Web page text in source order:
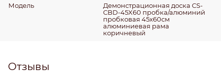
Модель
Демонстрационная доска CS-
CBD-45X60 пробка/алюминий
пробковая 45x60см
алюминиевая рама
коричневый
Отзывы